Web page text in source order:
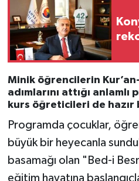
Minik öğrencilerin
adımlarını attığı
kurs öğreticileri de hazır
Programda çocuklar,
büyük bir heyecanla
basamağı olan "Bed-i
eğitim hayatına